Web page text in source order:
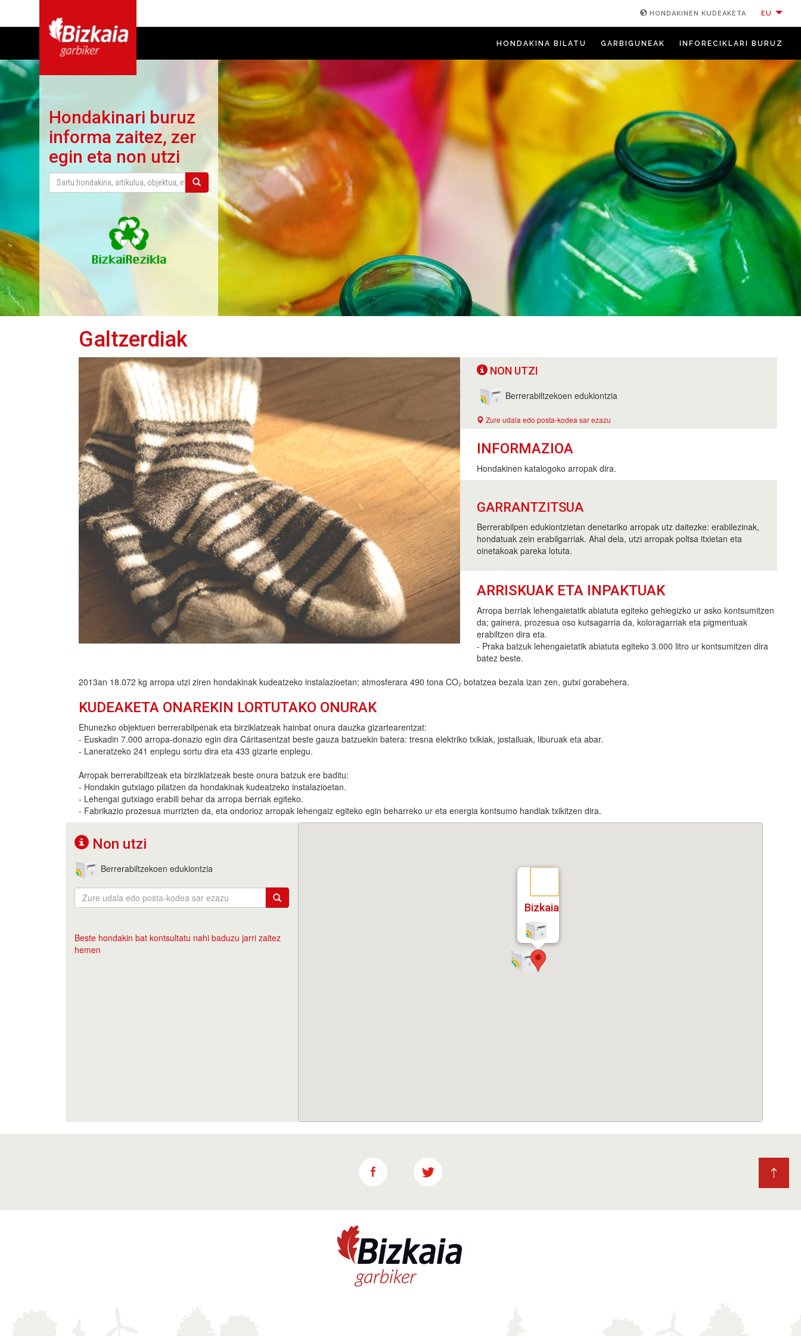
HONDAKINEN KUDEAKETA EU
HONDAKINA BILATU GARBIGUNEAK INFORECIKLARI BURUZ
Hondakinari buruz
informa zaitez, zer
egin eta non utzi
Galtzerdiak
NON UTZI
Berrerabiltzekoen edukiontzia
Zure udala edo posta-kodea sar ezazu
INFORMAZIOA
Hondakinen katalogoko arropak dira.
GARRANTZITSUA
Berrerabilpen edukiontzietan denetariko arropak utz daitezke: erabilezinak,
hondatuak zein erabilgarriak. Ahal dela, utzi arropak poltsa itxietan eta
oinetakoak pareka lotuta.
ARRISKUAK ETA INPAKTUAK
Arropa berriak lehengaietatik abiatuta egiteko gehiegizko ur asko kontsumitzen
da; gainera, prozesua oso kutsagarria da, koloragarriak eta pigmentuak
erabiltzen dira eta.
- Praka batzuk lehengaietatik abiatuta egiteko 3.000 litro ur kontsumitzen dira
batez beste.
2013an 18.072 kg arropa utzi ziren hondakinak kudeatzeko instalazioetan; atmosferara 490 tona CO₂ botatzea bezala izan zen, gutxi gorabehera.
KUDEAKETA ONAREKIN LORTUTAKO ONURAK
Ehunezko objektuen berrerabilpenak eta birziklatzeak hainbat onura dauzka gizartearentzat:
- Euskadin 7.000 arropa-donazio egin dira Cáritasentzat beste gauza batzuekin batera: tresna elektriko txikiak, jostailuak, liburuak eta abar.
- Laneratzeko 241 enplegu sortu dira eta 433 gizarte enplegu.
Arropak berrerabiltzeak eta birziklatzeak beste onura batzuk ere baditu:
- Hondakin gutxiago pilatzen da hondakinak kudeatzeko instalazioetan.
- Lehengai gutxiago erabili behar da arropa berriak egiteko.
- Fabrikazio prozesua murrizten da, eta ondorioz arropak lehengaiz egiteko egin beharreko ur eta energia kontsumo handiak txikitzen dira.
Non utzi
Berrerabiltzekoen edukiontzia
Beste hondakin bat kontsultatu nahi baduzu jarri zaitez
hemen
Bizkaia